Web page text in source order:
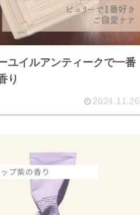
ユイルアンティークで一番
り
2024.11.26